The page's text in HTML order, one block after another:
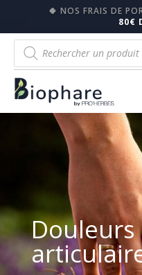
🍀 NOS FRAIS DE
80€
Recherche
de
produits